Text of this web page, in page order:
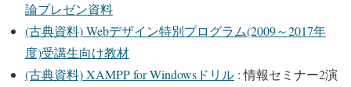
論プレゼン資料
(古典資料) Webデザイン特別プログラム(2009～2017年
度)受講生向け教材
(古典資料) XAMPP for Windowsドリル : 情報セミナー2演